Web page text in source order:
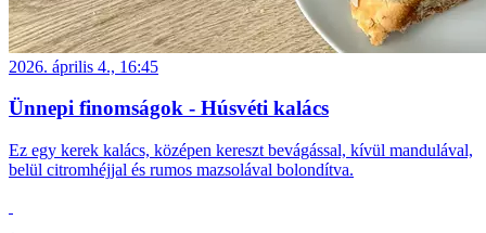
2026. április 4., 16:45
Ünnepi finomságok - Húsvéti kalács
Ez egy kerek kalács, középen kereszt bevágással, kívül mandulával,
belül citromhéjjal és rumos mazsolával bolondítva.